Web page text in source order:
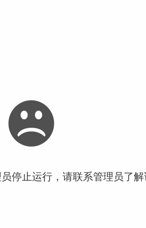
停止运行，请联系管理员了